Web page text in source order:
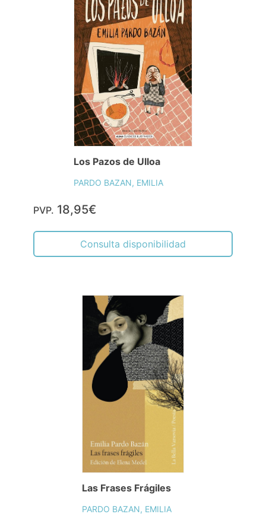
Los Pazos de Ulloa
PARDO BAZAN, EMILIA
PVP. 18,95€
Consulta disponibilidad
Las Frases Frágiles
PARDO BAZAN, EMILIA